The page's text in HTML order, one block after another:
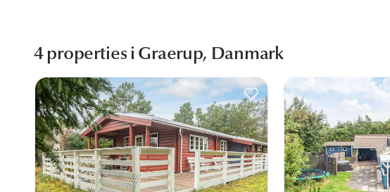
4 properties i Graerup, Danmark